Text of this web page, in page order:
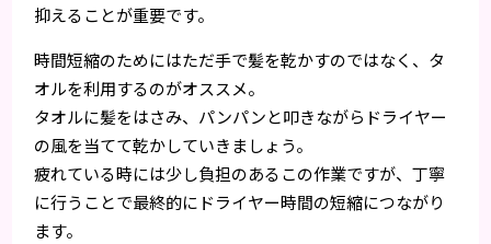
抑えることが重要です。
時間短縮のためにはただ手で髪を乾かすのではなく、タ
オルを利用するのがオススメ。
タオルに髪をはさみ、パンパンと叩きながらドライヤー
の風を当てて乾かしていきましょう。
疲れている時には少し負担のあるこの作業ですが、丁寧
に行うことで最終的にドライヤー時間の短縮につながり
ます。